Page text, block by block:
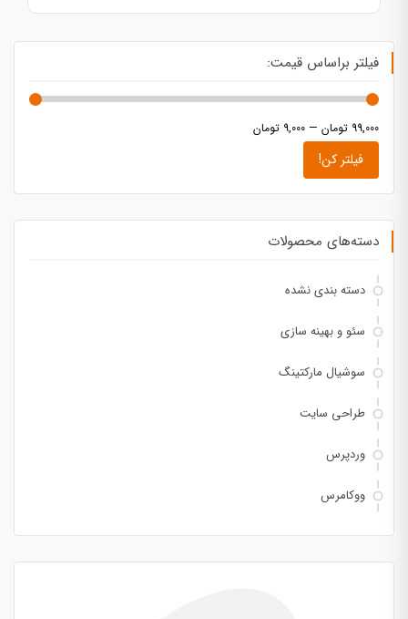
فیلتر براساس قیمت:
99,000 تومان — 9,000 تومان
فیلتر کن!
دسته‌های محصولات
دسته بندی نشده
سئو و بهینه سازی
سوشیال مارکتینگ
طراحی سایت
وردپرس
ووکامرس